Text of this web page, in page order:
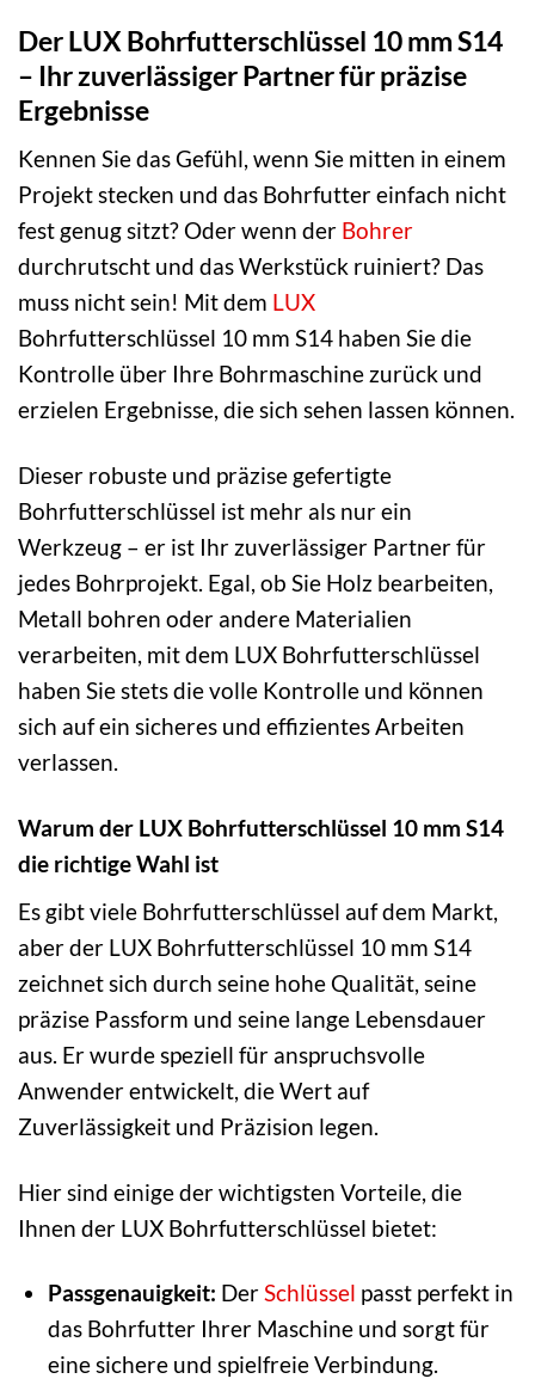
Der LUX Bohrfutterschlüssel 10 mm S14
– Ihr zuverlässiger Partner für präzise
Ergebnisse
Kennen Sie das Gefühl, wenn Sie mitten in einem
Projekt stecken und das Bohrfutter einfach nicht
fest genug sitzt? Oder wenn der Bohrer
durchrutscht und das Werkstück ruiniert? Das
muss nicht sein! Mit dem LUX
Bohrfutterschlüssel 10 mm S14 haben Sie die
Kontrolle über Ihre Bohrmaschine zurück und
erzielen Ergebnisse, die sich sehen lassen können.
Dieser robuste und präzise gefertigte
Bohrfutterschlüssel ist mehr als nur ein
Werkzeug – er ist Ihr zuverlässiger Partner für
jedes Bohrprojekt. Egal, ob Sie Holz bearbeiten,
Metall bohren oder andere Materialien
verarbeiten, mit dem LUX Bohrfutterschlüssel
haben Sie stets die volle Kontrolle und können
sich auf ein sicheres und effizientes Arbeiten
verlassen.
Warum der LUX Bohrfutterschlüssel 10 mm S14
die richtige Wahl ist
Es gibt viele Bohrfutterschlüssel auf dem Markt,
aber der LUX Bohrfutterschlüssel 10 mm S14
zeichnet sich durch seine hohe Qualität, seine
präzise Passform und seine lange Lebensdauer
aus. Er wurde speziell für anspruchsvolle
Anwender entwickelt, die Wert auf
Zuverlässigkeit und Präzision legen.
Hier sind einige der wichtigsten Vorteile, die
Ihnen der LUX Bohrfutterschlüssel bietet:
Passgenauigkeit: DerSchlüssel passt perfekt in
das Bohrfutter Ihrer Maschine und sorgt für
eine sichere und spielfreie Verbindung.